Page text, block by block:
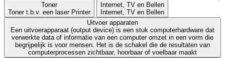
Toner
Toner t.b.v. een laser Printer
Internet, TV en Bellen
Internet, TV en Bellen
Uitvoer apparaten
Een uitvoerapparaat (output device) is een stuk computerhardware dat
verwerkte data of informatie van een computer omzet in een vorm die
begrijpelijk is voor mensen. Het is de schakel die de resultaten van
computerprocessen zichtbaar, hoorbaar of voelbaar maakt